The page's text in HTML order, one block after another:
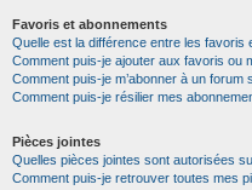
Favoris et abonnements
Quelle est la différence entre les favoris
Comment puis-je ajouter aux favoris ou
Comment puis-je m’abonner à un forum
Comment puis-je résilier mes
Pièces jointes
Quelles pièces jointes sont autorisées
Comment puis-je retrouver toutes mes